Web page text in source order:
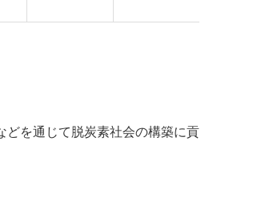
どを通じて脱炭素社会の構築に貢